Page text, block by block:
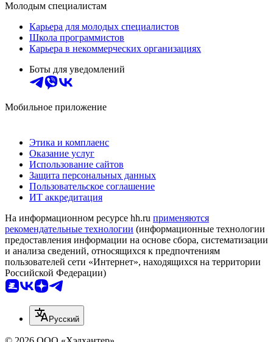
Молодым специалистам
Карьера для молодых специалистов
Школа программистов
Карьера в некоммерческих организациях
Боты для уведомлений
Мобильное приложение
Этика и комплаенс
Оказание услуг
Использование сайтов
Защита персональных данных
Пользовательское соглашение
ИТ аккредитация
На информационном ресурсе hh.ru применяются
рекомендательные технологии (информационные технологии
предоставления информации на основе сбора, систематизации
и анализа сведений, относящихся к предпочтениям
пользователей сети «Интернет», находящихся на территории
Российской Федерации)
Русский